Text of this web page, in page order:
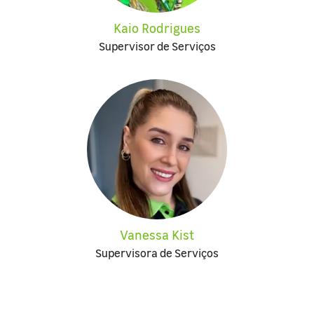
Kaio Rodrigues
Supervisor de Serviços
Vanessa Kist
Supervisora de Serviços